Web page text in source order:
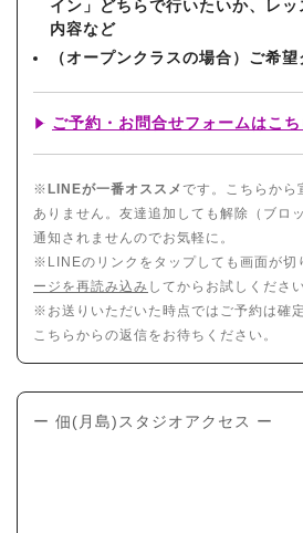
イン」どちらで行いたいか、レ
内容など
（オープンクラスの場合）ご希望
ご予約・お問合せフォームはこち
※ LINEが一番オススメ です。こちらから
ありません。友達追加しても解除（ブロ
通知されませんのでお気軽に。
※LINEのリンクをタップしても画面が切
ージを再読み込み してからお試しください
※お送りいただいた時点ではご予約は確
こちらからの返信をお待ちください。
ー 佃(月島)スタジオアクセス ー